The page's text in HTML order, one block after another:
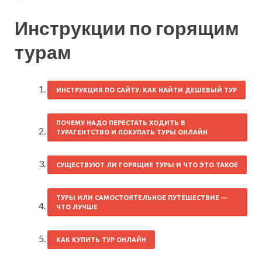
Инструкции по горящим
турам
ИНСТРУКЦИЯ ПО САЙТУ: КАК НАЙТИ ДЕШЕВЫЙ ТУР
ПОЧЕМУ НАДО ПЕРЕСТАТЬ ХОДИТЬ В
ТУРАГЕНТСТВО И ПОКУПАТЬ ТУРЫ ОНЛАЙН
СУЩЕСТВУЮТ ЛИ ГОРЯЩИЕ ТУРЫ И ЧТО ЭТО ТАКОЕ
ТУРЫ ИЛИ САМОСТОЯТЕЛЬНОЕ ПУТЕШЕСТВИЕ —
ЧТО ЛУЧШЕ
КАК КУПИТЬ ТУР ОНЛАЙН